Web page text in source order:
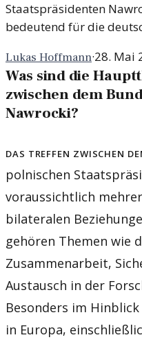
Staatspräsidenten
bedeutend für die
Lukas Hoffmann·28. Mai
Was sind die
zwischen dem
Nawrocki?
Das Treffen zwischen
polnischen
voraussichtlich
bilateralen
gehören Themen wie
Zusammenarbeit,
Austausch in der
Besonders im
in Europa,